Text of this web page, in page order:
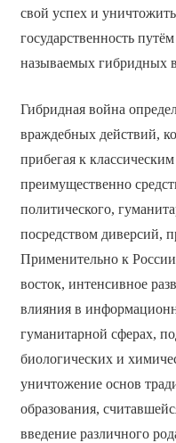
свой успех и
государственность
называемых гибридных
Гибридная война
враждебных действий,
прибегая к
преимущественно
политического,
посредством диверсий,
Применительно к
восток, интенсивное
влияния в
гуманитарной сферах,
биологических и
уничтожение основ
образования,
введение различного